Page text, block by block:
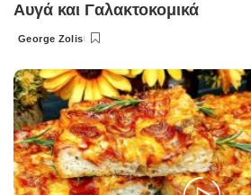
Αυγά και Γαλακτοκομικά
Posted
George Zolis